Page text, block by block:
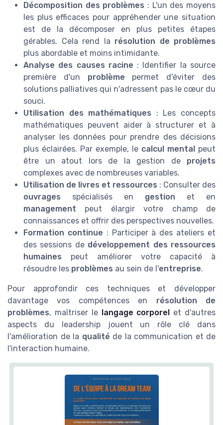
Décomposition des problèmes : L'un des moyens
les plus efficaces pour appréhender une situation
est de la décomposer en plus petites étapes
gérables. Cela rend la résolution de problèmes
plus abordable et moins intimidante.
Analyse des causes racine : Identifier la source
première d'un problème permet d'éviter des
solutions palliatives qui n'adressent pas le cœur du
souci.
Utilisation des mathématiques : Les concepts
mathématiques peuvent aider à structurer et à
analyser les données pour prendre des décisions
plus éclairées. Par exemple, le calcul mental peut
être un atout lors de la gestion de projets
complexes avec de nombreuses variables.
Utilisation de livres et ressources : Consulter des
ouvrages spécialisés en gestion et en
management peut élargir votre champ de
connaissances et offrir des perspectives nouvelles.
Formation continue : Participer à des ateliers et
des sessions de développement des ressources
humaines peut améliorer votre capacité à
résoudre les problèmes au sein de l'entreprise.
Pour approfondir ces techniques et développer
davantage vos compétences en résolution de
problèmes, maîtriser le langage corporel et d'autres
aspects du leadership jouent un rôle clé dans
l'amélioration de la qualité de la communication et de
l'interaction humaine.